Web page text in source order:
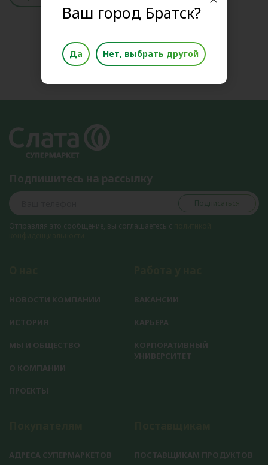
Подпишитесь на рассылку
Подписаться
Отправляя это сообщение, вы соглашаетесь с
НОВОСТИ КОМПАНИИ
ИСТОРИЯ
МЫ И ОБЩЕСТВО
О КОМПАНИИ
ПРОЕКТЫ
ВАКАНСИИ
КАРЬЕРА
КОРПОРАТИВНЫЙ
УНИВЕРСИТЕТ
АДРЕСА СУПЕРМАРКЕТОВ ПОСТАВЩИКАМ ПРОДУКТОВ
Ваш город Братск?
Да Нет, выбрать другой